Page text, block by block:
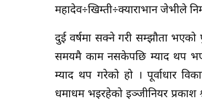
महादेव÷खिम्ती÷क्याराभान जेभीले
दुई वर्षमा सक्ने गरी सम्झौता
समयमै काम नसकेपछि म्याद थप
म्याद थप गरेको हो । पूर्वाधार
धमाधम भइरहेको इञ्जीनियर प्रकाश